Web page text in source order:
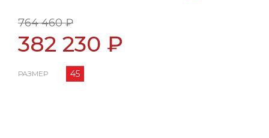
764 460 ₽
382 230 ₽
РАЗМЕР 45